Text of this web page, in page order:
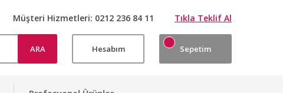
Müşteri Hizmetleri: 0212 236 84 11 Tıkla Teklif Al
ARA Hesabım Sepetim